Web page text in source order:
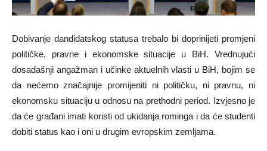
Dobivanje dandidatskog statusa trebalo bi doprinijeti promjeni
političke, pravne i ekonomske situacije u BiH. Vrednujući
dosadašnji angažman i učinke aktuelnih vlasti u BiH, bojim se
da nećemo značajnije promijeniti ni političku, ni pravnu, ni
ekonomsku situaciju u odnosu na prethodni period. Izvjesno je
da će građani imati koristi od ukidanja rominga i da će studenti
dobiti status kao i oni u drugim evropskim zemljama.